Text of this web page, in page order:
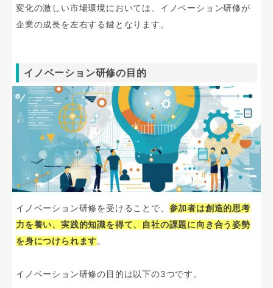
変化の激しい市場環境においては、イノベーション研修が
企業の成長を左右する鍵となります。
イノベーション研修の目的
イノベーション研修を受けることで、 参加者は創造的思考
力を養い、実践的知識を得て、自社の課題に向き合う姿勢
を身につけられます。
イノベーション研修の目的は以下の3つです。